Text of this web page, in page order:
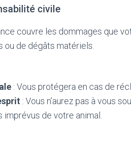
civile
couvre les dommages que
ou de dégâts matériels.
: Vous protégera en cas de
: Vous n’aurez pas à vous
de votre animal.